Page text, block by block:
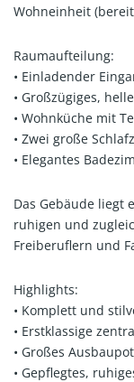
Wohneinheit
Raumaufteilung:
• Einladender
• Großzügiges,
• Wohnküche mit
• Zwei große
• Elegantes
Das Gebäude liegt
ruhigen und
Freiberuflern und
Highlights:
• Komplett und
• Erstklassige
• Großes
• Gepflegtes,